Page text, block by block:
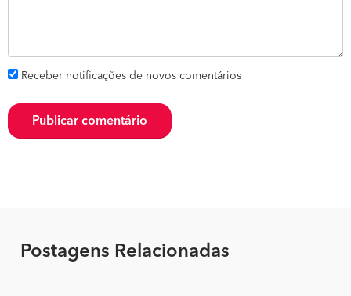
Receber notificações de novos comentários
Publicar comentário
Postagens Relacionadas